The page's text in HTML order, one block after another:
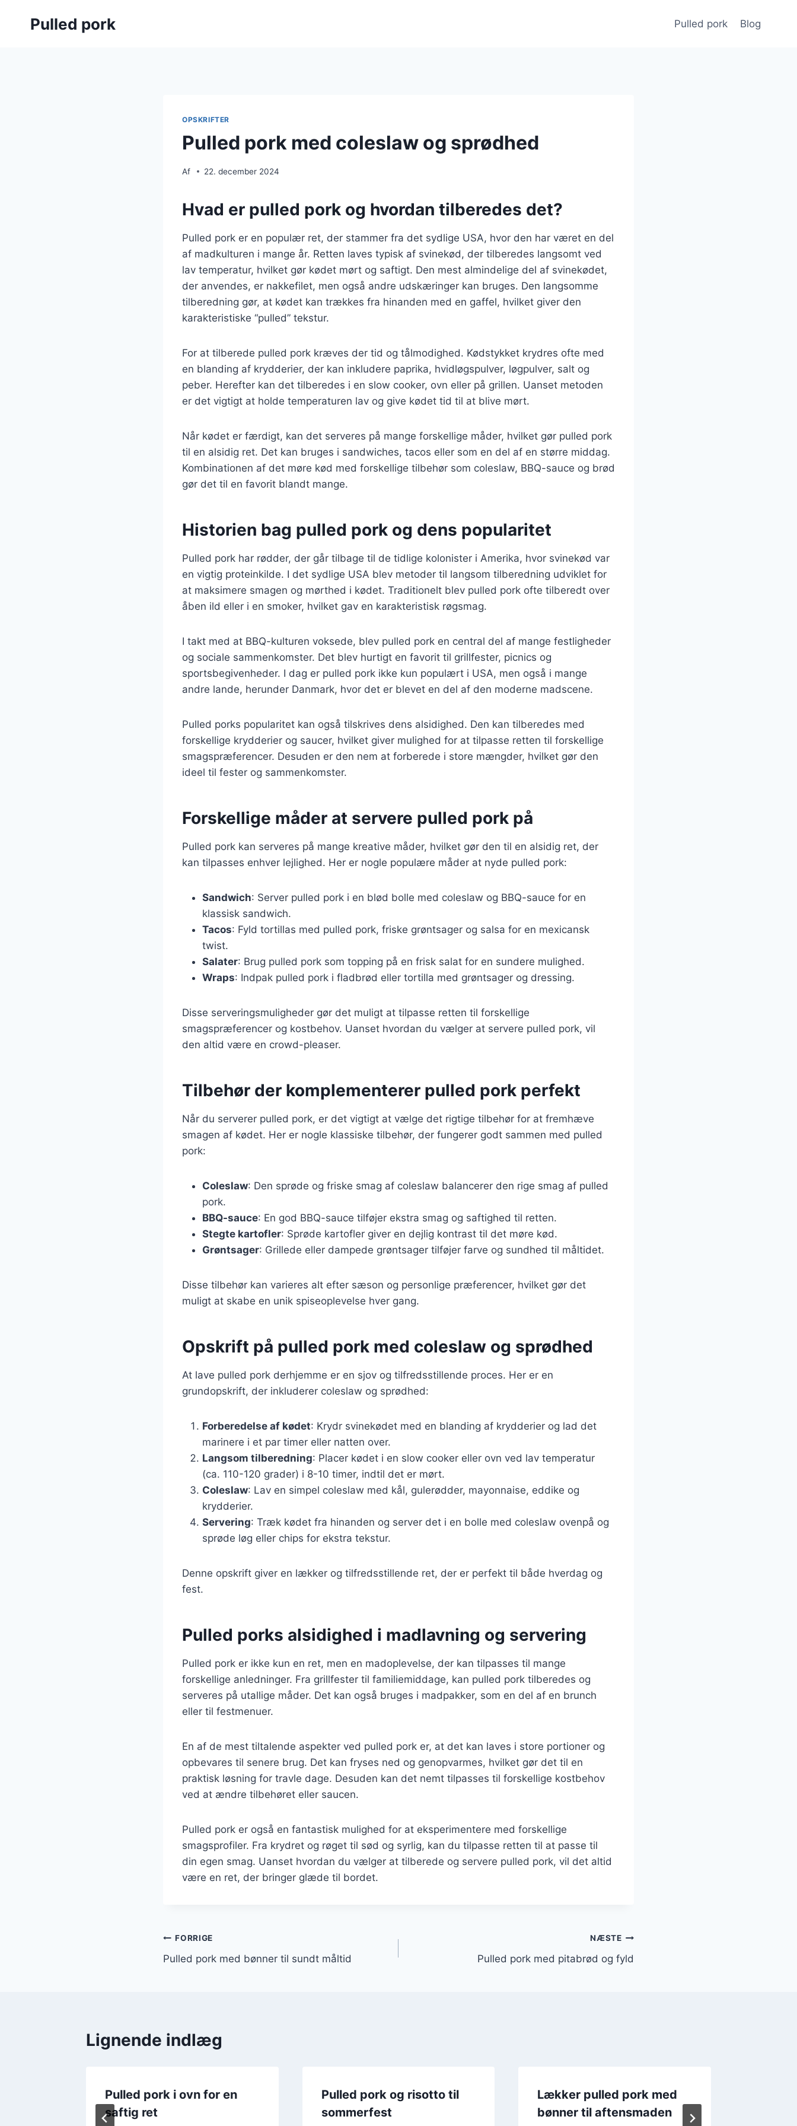
Pulled pork Pulled pork Blog
OPSKRIFTER
Pulled pork med coleslaw og sprødhed
Af 22. december 2024
Hvad er pulled pork og hvordan tilberedes det?
Pulled pork er en populær ret, der stammer fra det sydlige USA, hvor den har været en del
af madkulturen i mange år. Retten laves typisk af svinekød, der tilberedes langsomt ved
lav temperatur, hvilket gør kødet mørt og saftigt. Den mest almindelige del af svinekødet,
der anvendes, er nakkefilet, men også andre udskæringer kan bruges. Den langsomme
tilberedning gør, at kødet kan trækkes fra hinanden med en gaffel, hvilket giver den
karakteristiske “pulled” tekstur.
For at tilberede pulled pork kræves der tid og tålmodighed. Kødstykket krydres ofte med
en blanding af krydderier, der kan inkludere paprika, hvidløgspulver, løgpulver, salt og
peber. Herefter kan det tilberedes i en slow cooker, ovn eller på grillen. Uanset metoden
er det vigtigt at holde temperaturen lav og give kødet tid til at blive mørt.
Når kødet er færdigt, kan det serveres på mange forskellige måder, hvilket gør pulled pork
til en alsidig ret. Det kan bruges i sandwiches, tacos eller som en del af en større middag.
Kombinationen af det møre kød med forskellige tilbehør som coleslaw, BBQ-sauce og brød
gør det til en favorit blandt mange.
Historien bag pulled pork og dens popularitet
Pulled pork har rødder, der går tilbage til de tidlige kolonister i Amerika, hvor svinekød var
en vigtig proteinkilde. I det sydlige USA blev metoder til langsom tilberedning udviklet for
at maksimere smagen og mørthed i kødet. Traditionelt blev pulled pork ofte tilberedt over
åben ild eller i en smoker, hvilket gav en karakteristisk røgsmag.
I takt med at BBQ-kulturen voksede, blev pulled pork en central del af mange festligheder
og sociale sammenkomster. Det blev hurtigt en favorit til grillfester, picnics og
sportsbegivenheder. I dag er pulled pork ikke kun populært i USA, men også i mange
andre lande, herunder Danmark, hvor det er blevet en del af den moderne madscene.
Pulled porks popularitet kan også tilskrives dens alsidighed. Den kan tilberedes med
forskellige krydderier og saucer, hvilket giver mulighed for at tilpasse retten til forskellige
smagspræferencer. Desuden er den nem at forberede i store mængder, hvilket gør den
ideel til fester og sammenkomster.
Forskellige måder at servere pulled pork på
Pulled pork kan serveres på mange kreative måder, hvilket gør den til en alsidig ret, der
kan tilpasses enhver lejlighed. Her er nogle populære måder at nyde pulled pork:
Sandwich: Server pulled pork i en blød bolle med coleslaw og BBQ-sauce for en
klassisk sandwich.
Tacos: Fyld tortillas med pulled pork, friske grøntsager og salsa for en mexicansk
twist.
Salater: Brug pulled pork som topping på en frisk salat for en sundere mulighed.
Wraps: Indpak pulled pork i fladbrød eller tortilla med grøntsager og dressing.
Disse serveringsmuligheder gør det muligt at tilpasse retten til forskellige
smagspræferencer og kostbehov. Uanset hvordan du vælger at servere pulled pork, vil
den altid være en crowd-pleaser.
Tilbehør der komplementerer pulled pork perfekt
Når du serverer pulled pork, er det vigtigt at vælge det rigtige tilbehør for at fremhæve
smagen af kødet. Her er nogle klassiske tilbehør, der fungerer godt sammen med pulled
pork:
Coleslaw: Den sprøde og friske smag af coleslaw balancerer den rige smag af pulled
pork.
BBQ-sauce: En god BBQ-sauce tilføjer ekstra smag og saftighed til retten.
Stegte kartofler: Sprøde kartofler giver en dejlig kontrast til det møre kød.
Grøntsager: Grillede eller dampede grøntsager tilføjer farve og sundhed til måltidet.
Disse tilbehør kan varieres alt efter sæson og personlige præferencer, hvilket gør det
muligt at skabe en unik spiseoplevelse hver gang.
Opskrift på pulled pork med coleslaw og sprødhed
At lave pulled pork derhjemme er en sjov og tilfredsstillende proces. Her er en
grundopskrift, der inkluderer coleslaw og sprødhed:
Forberedelse af kødet: Krydr svinekødet med en blanding af krydderier og lad det
marinere i et par timer eller natten over.
Langsom tilberedning: Placer kødet i en slow cooker eller ovn ved lav temperatur
(ca. 110-120 grader) i 8-10 timer, indtil det er mørt.
Coleslaw: Lav en simpel coleslaw med kål, gulerødder, mayonnaise, eddike og
krydderier.
Servering: Træk kødet fra hinanden og server det i en bolle med coleslaw ovenpå og
sprøde løg eller chips for ekstra tekstur.
Denne opskrift giver en lækker og tilfredsstillende ret, der er perfekt til både hverdag og
fest.
Pulled porks alsidighed i madlavning og servering
Pulled pork er ikke kun en ret, men en madoplevelse, der kan tilpasses til mange
forskellige anledninger. Fra grillfester til familiemiddage, kan pulled pork tilberedes og
serveres på utallige måder. Det kan også bruges i madpakker, som en del af en brunch
eller til festmenuer.
En af de mest tiltalende aspekter ved pulled pork er, at det kan laves i store portioner og
opbevares til senere brug. Det kan fryses ned og genopvarmes, hvilket gør det til en
praktisk løsning for travle dage. Desuden kan det nemt tilpasses til forskellige kostbehov
ved at ændre tilbehøret eller saucen.
Pulled pork er også en fantastisk mulighed for at eksperimentere med forskellige
smagsprofiler. Fra krydret og røget til sød og syrlig, kan du tilpasse retten til at passe til
din egen smag. Uanset hvordan du vælger at tilberede og servere pulled pork, vil det altid
være en ret, der bringer glæde til bordet.
Indlægsnavigation
FORRIGE
Pulled pork med bønner til sundt måltid
NÆSTE
Pulled pork med pitabrød og fyld
Lignende indlæg
Pulled pork i ovn for en
saftig ret
Pulled pork og risotto til
sommerfest
Lækker pulled pork med
bønner til aftensmaden